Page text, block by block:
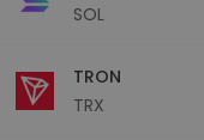
SOL
TRON
TRX